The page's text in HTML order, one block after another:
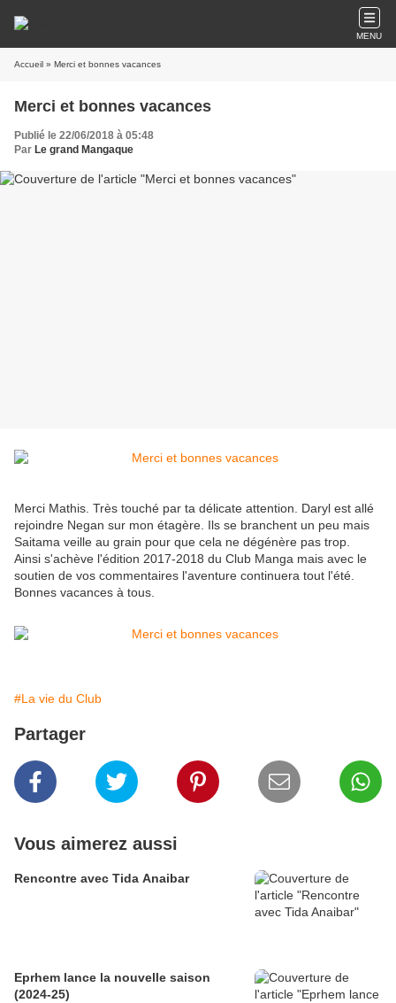
MENU
Accueil » Merci et bonnes vacances
Merci et bonnes vacances
Publié le 22/06/2018 à 05:48
Par Le grand Mangaque
Merci Mathis. Très touché par ta délicate attention. Daryl est allé
rejoindre Negan sur mon étagère. Ils se branchent un peu mais
Saitama veille au grain pour que cela ne dégénère pas trop.
Ainsi s'achève l'édition 2017-2018 du Club Manga mais avec le
soutien de vos commentaires l'aventure continuera tout l'été.
Bonnes vacances à tous.
#La vie du Club
Partager
Vous aimerez aussi
Rencontre avec Tida Anaibar
Eprhem lance la nouvelle saison
(2024-25)